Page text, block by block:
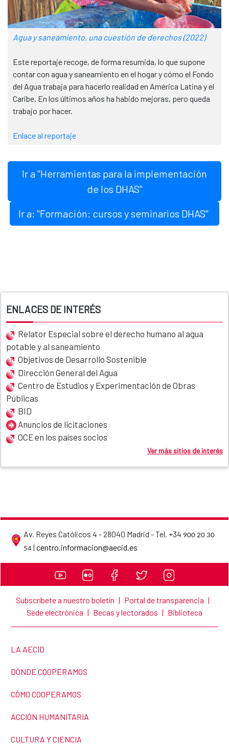
Agua y saneamiento, una cuestión de derechos (2022)
Este reportaje recoge, de forma resumida, lo que supone
contar con agua y saneamiento en el hogar y cómo el Fondo
del Agua trabaja para hacerlo realidad en América Latina y el
Caribe. En los últimos años ha habido mejoras, pero queda
trabajo por hacer.
Enlace al reportaje
Ir a "Herramientas para la implementación
de los DHAS"
Ir a: "Formación: cursos y seminarios DHAS"
ENLACES DE INTERÉS
Relator Especial sobre el derecho humano al agua
potable y al saneamiento
Objetivos de Desarrollo Sostenible
Dirección General del Agua
Centro de Estudios y Experimentación de Obras
Públicas
BID
Anuncios de licitaciones
OCE en los países socios
Ver más sitios de interés
Av. Reyes Católicos 4 - 28040 Madrid - Tel. +34 900 20 30
54 | centro.informacion@aecid.esAECID contact details
Subscríbete a nuestro boletín | Portal de transparencia |
Sede electrónica | Becas y lectorados | Biblioteca
LINK TO THE WEBSITE:
LA AECID
LINK TO THE WEBSITE:
DÓNDE COOPERAMOS
LINK TO THE WEBSITE:
CÓMO COOPERAMOS
LINK TO THE WEBSITE:
ACCIÓN HUMANITARIA
LINK TO THE WEBSITE:
CULTURA Y CIENCIA